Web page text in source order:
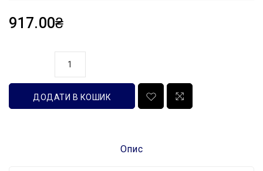
917.00₴
ДОДАТИ В КОШИК
Опис